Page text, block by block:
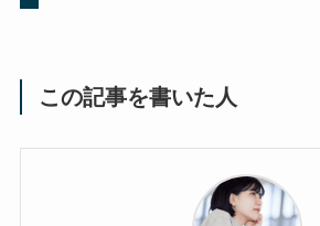
この記事を書いた人